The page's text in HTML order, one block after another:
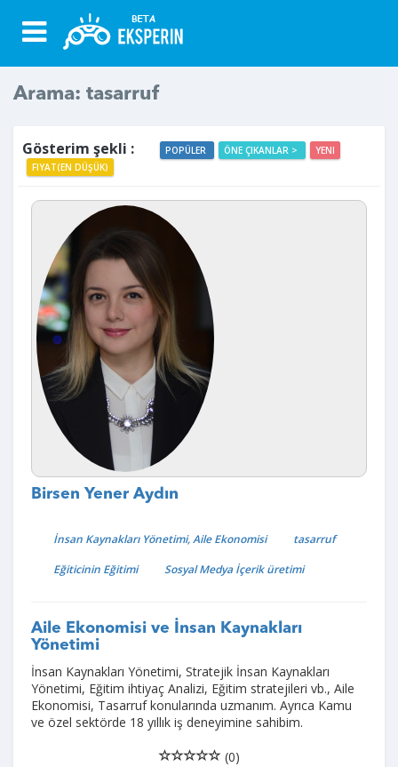
Arama: tasarruf
Gösterim şekli : POPÜLER ÖNE ÇIKANLAR >
YENI
FIYAT(EN DÜŞÜK)
Birsen Yener Aydın
İnsan Kaynakları Yönetimi, Aile Ekonomisi
tasarruf
Eğiticinin Eğitimi
Sosyal Medya İçerik üretimi
Aile Ekonomisi ve İnsan Kaynakları
Yönetimi
İnsan Kaynakları Yönetimi, Stratejik İnsan Kaynakları
Yönetimi, Eğitim ihtiyaç Analizi, Eğitim stratejileri vb., Aile
Ekonomisi, Tasarruf konularında uzmanım. Ayrıca Kamu
ve özel sektörde 18 yıllık iş deneyimine sahibim.
(0)